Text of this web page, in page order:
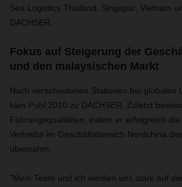
Sea Logistics Thailand, Singapur, Vietnam
DACHSER.
Fokus auf Steigerung der
und den malaysischen Markt
Nach verschiedenen Stationen bei globalen
kam Pohl 2010 zu DACHSER. Zuletzt
Führungsqualitäten, indem er erfolgreich
Vertriebs im Geschäftsbereich Nordchina
übernahm.
"Mein Team und ich werden uns stark auf